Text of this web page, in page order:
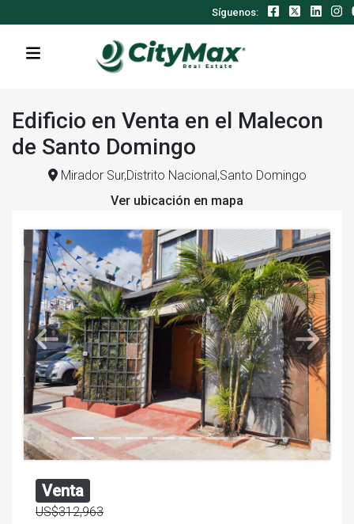
Síguenos:
Edificio en Venta en el Malecon
de Santo Domingo
Mirador Sur,Distrito Nacional,Santo Domingo
Ver ubicación en mapa
Venta
US$312,963